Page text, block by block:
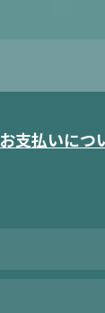
お支払いにつ